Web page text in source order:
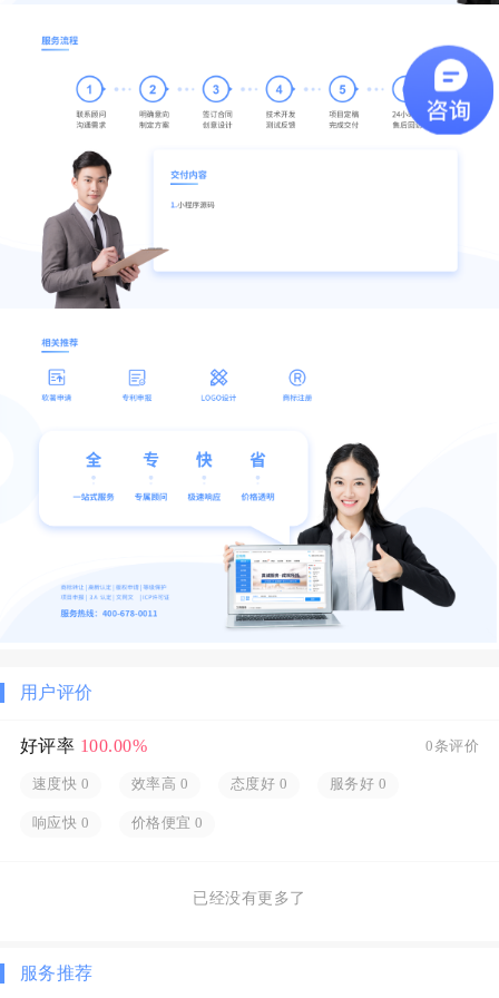
用户评价
好评率 100.00% 0条评价
速度快 0 效率高 0 态度好 0 服务好 0
响应快 0 价格便宜0
已经没有更多了
服务推荐